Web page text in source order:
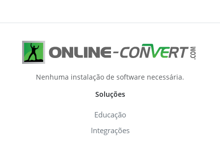
Nenhuma instalação de software necessária.
Soluções
Educação
Integrações